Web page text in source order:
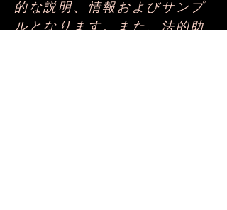
的な説明、情報およびサンプ
ルとなります。また、法的助